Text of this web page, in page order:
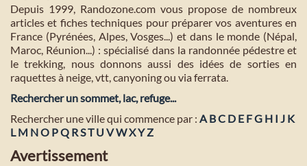
Depuis 1999, Randozone.com vous propose de nombreux
articles et fiches techniques pour préparer vos aventures en
France (Pyrénées, Alpes, Vosges...) et dans le monde (Népal,
Maroc, Réunion...) : spécialisé dans la randonnée pédestre et
le trekking, nous donnons aussi des idées de sorties en
raquettes à neige, vtt, canyoning ou via ferrata.
Rechercher un sommet, lac, refuge...
Rechercher une ville qui commence par : A BC D E FG H I J K
L M NO PQ RST U VWXYZ
Avertissement